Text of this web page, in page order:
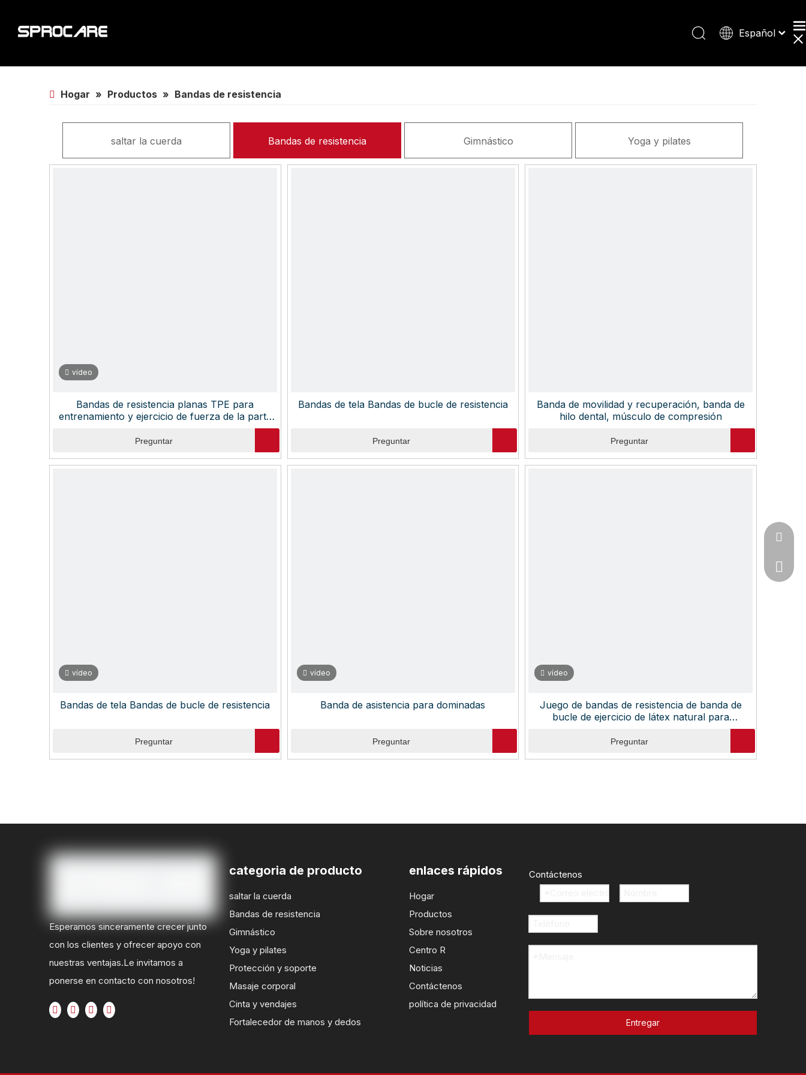
Español
Deutsch
Hogar » Productos » Bandas de resistencia
saltar la cuerda Bandas de resistencia Gimnástico Yoga y pilates
vídeo
Bandas de resistencia planas TPE para
entrenamiento y ejercicio de fuerza de la parte
superior e inferior del cuerpo, bandas elásticas
profesionales sin látex
Preguntar
Bandas de tela Bandas de bucle de resistencia
Preguntar
Banda de movilidad y recuperación, banda de
hilo dental, músculo de compresión
Preguntar
vídeo
Bandas de tela Bandas de bucle de resistencia
Preguntar
vídeo
Banda de asistencia para dominadas
Preguntar
vídeo
Juego de bandas de resistencia de banda de
bucle de ejercicio de látex natural para
entrenamiento en casa OEM paquete de 5
Preguntar
Esperamos sinceramente crecer junto
con los clientes y ofrecer apoyo con
nuestras ventajas.Le invitamos a
ponerse en contacto con nosotros!
categoria de producto
saltar la cuerda
Bandas de resistencia
Gimnástico
Yoga y pilates
Protección y soporte
Masaje corporal
Cinta y vendajes
Fortalecedor de manos y dedos
enlaces rápidos
Hogar
Productos
Sobre nosotros
Centro R
Noticias
Contáctenos
política de privacidad
Contáctenos
Entregar
+86-